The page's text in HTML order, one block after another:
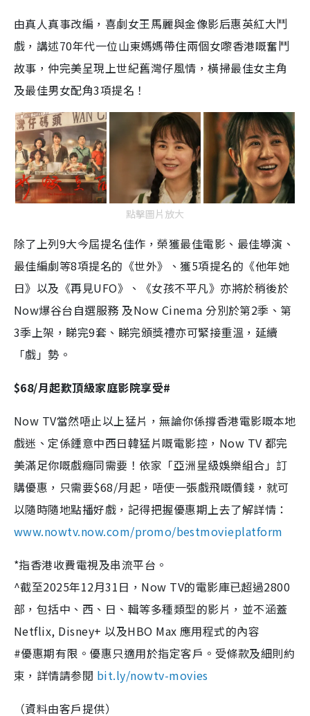
由真人真事改編，喜劇女王馬麗與金像影后惠英紅大鬥
戲，講述70年代一位山東媽媽帶住兩個女嚟香港嘅奮鬥
故事，仲完美呈現上世紀舊灣仔風情，橫掃最佳女主角
及最佳男女配角3項提名！
點擊圖片放大
除了上列9大今屆提名佳作，榮獲最佳電影、最佳導演、
最佳編劇等8項提名的《世外》、獲5項提名的《他年她
日》以及《再見UFO》、《女孩不平凡》亦將於稍後於
Now爆谷台自選服務 及Now Cinema 分別於第2季、第
3季上架，睇完9套、睇完頒獎禮亦可緊接重溫，延續
「戲」勢。
$68/月起歎頂級家庭影院享受#
Now TV當然唔止以上猛片，無論你係撐香港電影嘅本地
戲迷、定係鍾意中西日韓猛片嘅電影控，Now TV 都完
美滿足你嘅戲癮同需要！依家「亞洲星級娛樂組合」訂
購優惠，只需要$68/月起，唔使一張戲飛嘅價錢，就可
以隨時隨地點播好戲，記得把握優惠期上去了解詳情：
www.nowtv.now.com/promo/bestmovieplatform
*指香港收費電視及串流平台。
^截至2025年12月31日，Now TV的電影庫已超過2800
部，包括中、西、日、輯等多種類型的影片，並不涵蓋
Netflix, Disney+ 以及HBO Max 應用程式的內容
#優惠期有限。優惠只適用於指定客戶。受條款及細則約
束，詳情請参閱 bit.ly/nowtv-movies
（資料由客戶提供）